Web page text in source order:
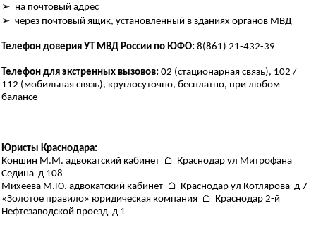
➢ на почтовый адрес
➢ через почтовый ящик, установленный в зданиях органов МВД
Телефон доверия УТ МВД России по ЮФО: 8(861) 21-432-39
Телефон для экстренных вызовов: 02 (стационарная связь), 102 /
112 (мобильная связь), круглосуточно, бесплатно, при любом
балансе
Юристы Краснодара:
Коншин М.М. адвокатский кабинет ⌂ Краснодар ул Митрофана
Седина д 108
Михеева М.Ю. адвокатский кабинет ⌂ Краснодар ул Котлярова д 7
«Золотое правило» юридическая компания ⌂ Краснодар 2-й
Нефтезаводской проезд д 1